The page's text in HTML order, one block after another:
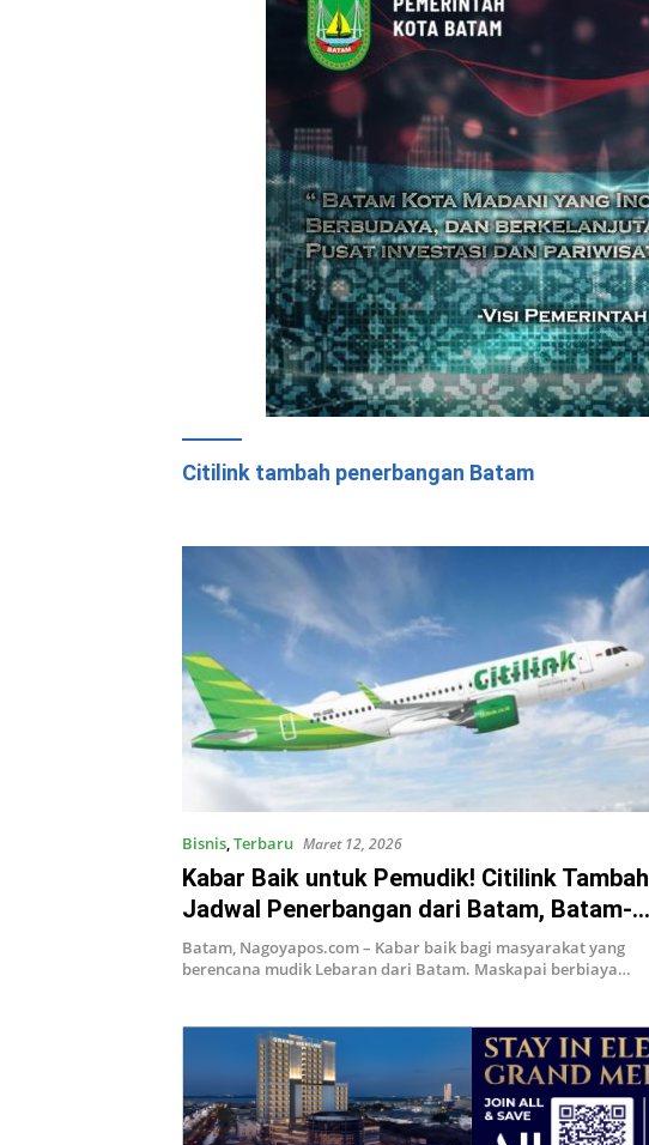
Citilink tambah penerbangan Batam
Bisnis,Terbaru Maret 12, 2026
Kabar Baik untuk Pemudik! Citilink Tambah
Jadwal Penerbangan dari Batam, Batam-
Pekanbaru Jadi 4 Kali
Batam, Nagoyapos.com – Kabar baik bagi masyarakat yang
berencana mudik Lebaran dari Batam. Maskapai berbiaya…